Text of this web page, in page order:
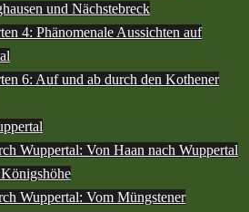
und Nächstebreck
4: Phänomenale Aussichten auf
6: Auf und ab durch den Kothener
Wuppertal: Von Haan nach Wuppertal
Wuppertal: Vom Müngstener